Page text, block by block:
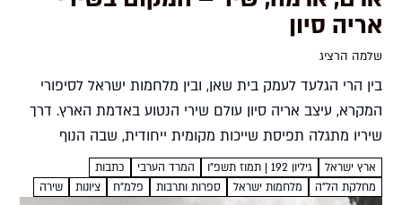
אריה סיון
שלמה הרציג
בין הרי הגלעד לעמק בית שאן, ובין מלחמות ישראל לסיפורי
המקרא, עיצב אריה סיון עולם שירי הנטוע באדמת הארץ. דרך
שיריו מתגלה תפיסת שייכות מקומית ייחודית, שבה הנוף
וההיסטוריה מעצבים את זהותו של היחיד שלמה...
ארץ ישראל גיליון 192 | תמוז תשפ"ו המרד הערבי
כתבות
מחלקת הל"ה
מלחמות ישראל ספרות ותרבות פלמ"ח ציונות שירה